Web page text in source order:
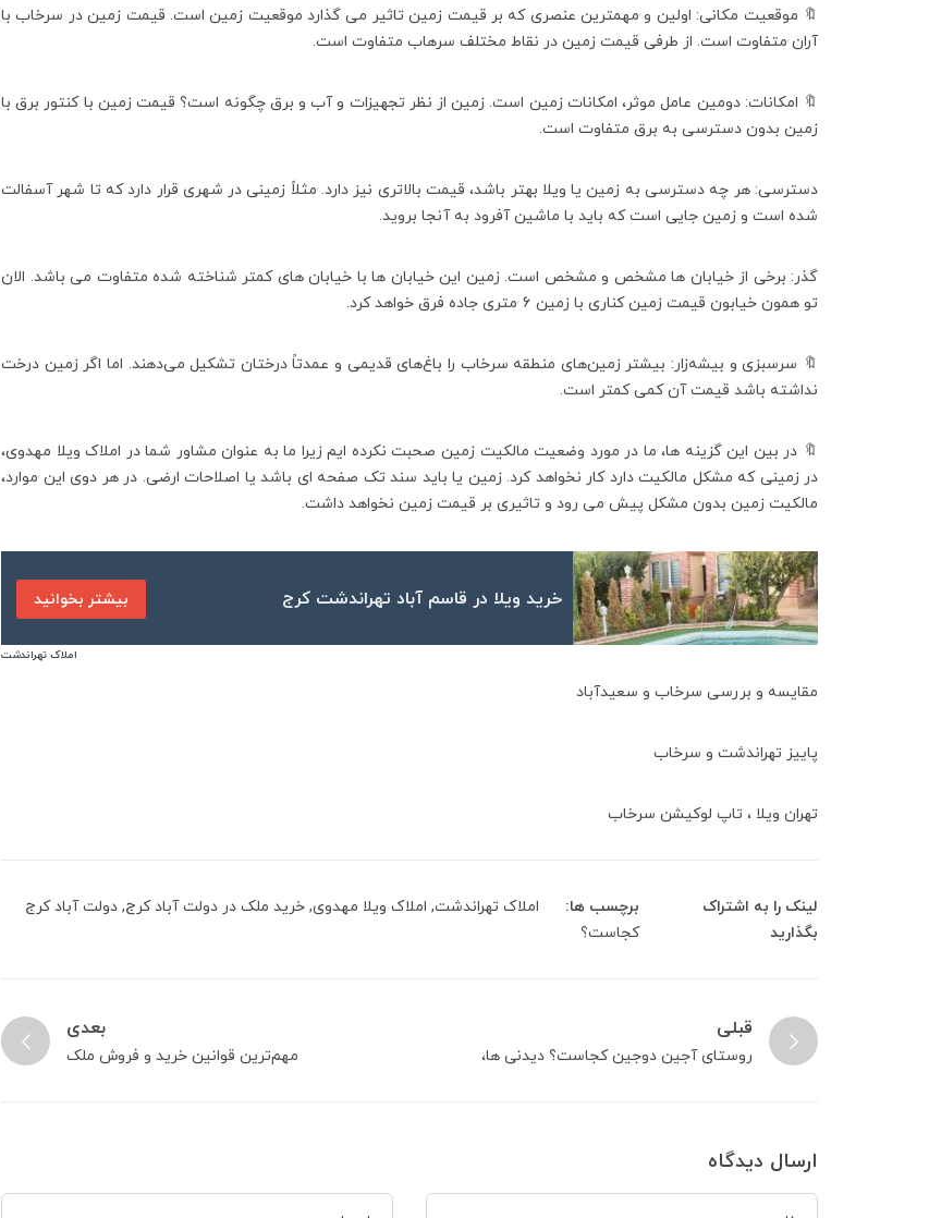
🔖 موقعیت مکانی: اولین و مهمترین عنصری که بر قیمت زمین تاثیر می گذارد موقعیت زمین است. قیمت زمین در سرخاب با
آران متفاوت است. از طرفی قیمت زمین در نقاط مختلف سرهاب متفاوت است.
🔖 امکانات: دومین عامل موثر، امکانات زمین است. زمین از نظر تجهیزات و آب و برق چگونه است؟ قیمت زمین با کنتور برق با
زمین بدون دسترسی به برق متفاوت است.
دسترسی: هر چه دسترسی به زمین یا ویلا بهتر باشد، قیمت بالاتری نیز دارد. مثلاً زمینی در شهری قرار دارد که تا شهر آسفالت
شده است و زمین جایی است که باید با ماشین آفرود به آنجا بروید.
گذر: برخی از خیابان ها مشخص و مشخص است. زمین این خیابان ها با خیابان های کمتر شناخته شده متفاوت می باشد. الان
تو همون خیابون قیمت زمین کناری با زمین 6 متری جاده فرق خواهد کرد.
🔖 سرسبزی و بیشه‌زار: بیشتر زمین‌های منطقه سرخاب را باغ‌های قدیمی و عمدتاً درختان تشکیل می‌دهند. اما اگر زمین درخت
نداشته باشد قیمت آن کمی کمتر است.
🔖 در بین این گزینه ها، ما در مورد وضعیت مالکیت زمین صحبت نکرده ایم زیرا ما به عنوان مشاور شما در املاک ویلا مهدوی،
در زمینی که مشکل مالکیت دارد کار نخواهد کرد. زمین یا باید سند تک صفحه ای باشد یا اصلاحات ارضی. در هر دوی این موارد،
مالکیت زمین بدون مشکل پیش می رود و تاثیری بر قیمت زمین نخواهد داشت.
خرید ویلا در قاسم آباد تهراندشت کرج بیشتر بخوانید
املاک تهراندشت
مقایسه و بررسی سرخاب و سعیدآباد
پاییز تهراندشت و سرخاب
تهران ویلا ، تاپ لوکیشن سرخاب
لینک را به اشتراک
بگذارید
برچسب ها: املاک تهراندشت, املاک ویلا مهدوی,خرید ملک در دولت آباد کرج,دولت آباد کرج
کجاست؟
قبلی
روستای آجین دوجین کجاست؟ دیدنی ها،
بعدی
مهم‌ترین قوانین خرید و فروش ملک
ارسال دیدگاه